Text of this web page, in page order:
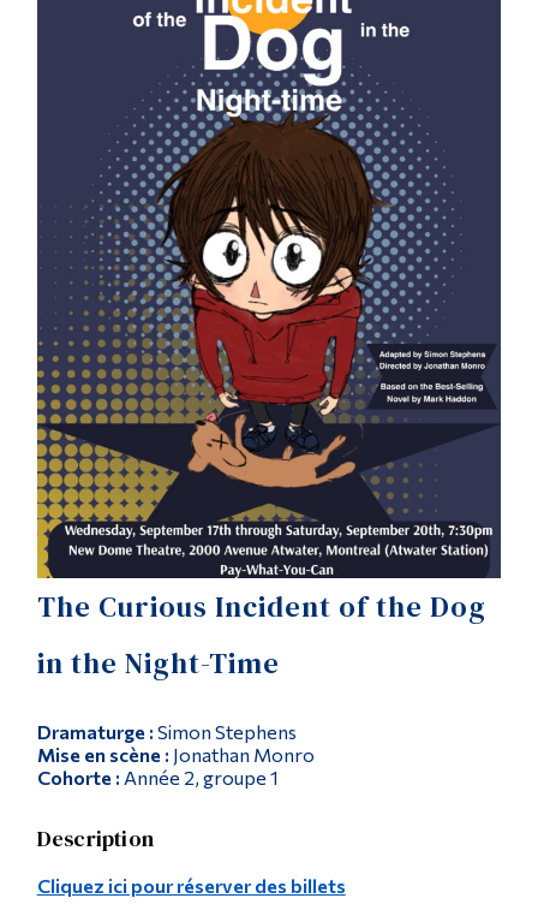
The Curious Incident of the Dog
in the Night-Time
Dramaturge : Simon Stephens
Mise en scène : Jonathan Monro
Cohorte : Année 2, groupe 1
Description
Cliquez ici pour réserver des billets
Outils
Liens
Menu principal
Programmes
Formation continue
Admissions
La vie à Dawson
Qui vous êtes
Futurs étudiants
Étudiants actuels
Corps enseignant et
personnel administratif
Diplômé·es et visiteur·euses